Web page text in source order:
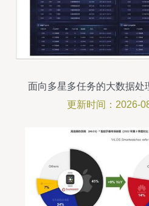
面向多星多任务的大数据处
理服务的实
更新时间：2026-